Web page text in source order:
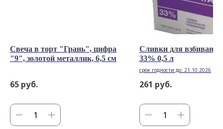
Свеча в торт "Грань", цифра
"9", золотой металлик, 6,5 см
65 руб.
Сливки для
33% 0,5 л
срок годности до: 21.10.2026
261 руб.